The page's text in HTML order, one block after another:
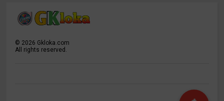
© 2026 Gkloka.com
All rights reserved.